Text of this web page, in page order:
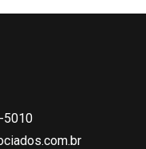
5010